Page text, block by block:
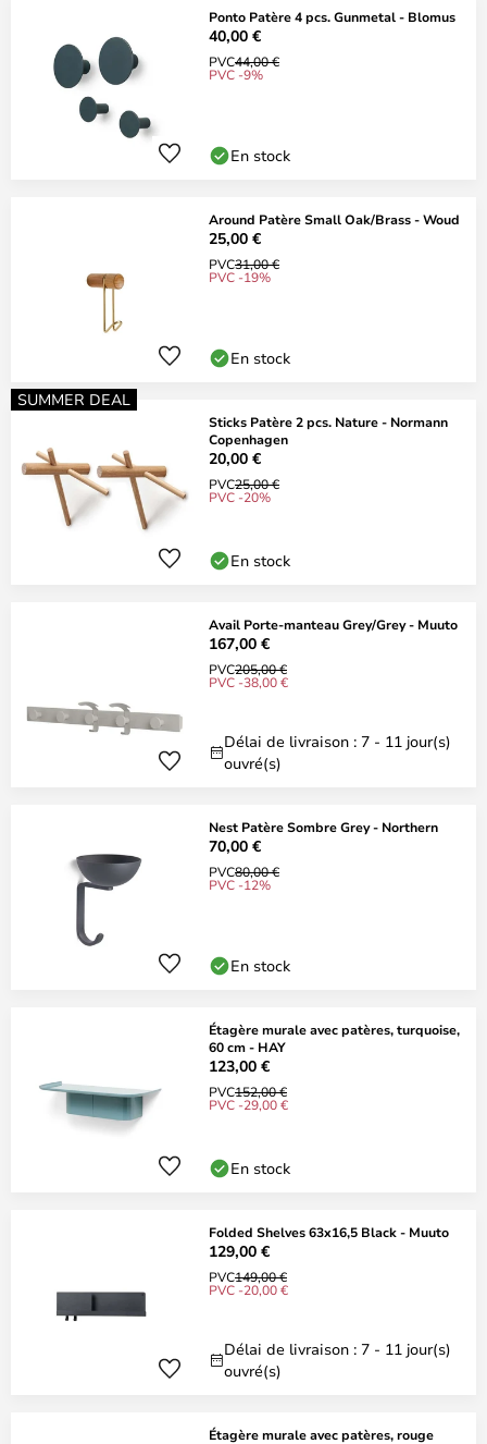
Ponto Patère 4 pcs. Gunmetal - Blomus
40,00 €
PVC44,00 €
PVC -9%
En stock
Around Patère Small Oak/Brass - Woud
25,00 €
PVC31,00 €
PVC -19%
En stock
SUMMER DEAL
Sticks Patère 2 pcs. Nature - Normann
Copenhagen
20,00 €
PVC25,00 €
PVC -20%
En stock
Avail Porte-manteau Grey/Grey - Muuto
167,00 €
PVC205,00 €
PVC -38,00 €
Délai de livraison : 7 - 11 jour(s)
ouvré(s)
Nest Patère Sombre Grey - Northern
70,00 €
PVC80,00 €
PVC -12%
En stock
Étagère murale avec patères, turquoise,
60 cm - HAY
123,00 €
PVC152,00 €
PVC -29,00 €
En stock
Folded Shelves 63x16,5 Black - Muuto
129,00 €
PVC149,00 €
PVC -20,00 €
Délai de livraison : 7 - 11 jour(s)
ouvré(s)
Étagère murale avec patères, rouge